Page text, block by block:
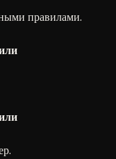
правилами.